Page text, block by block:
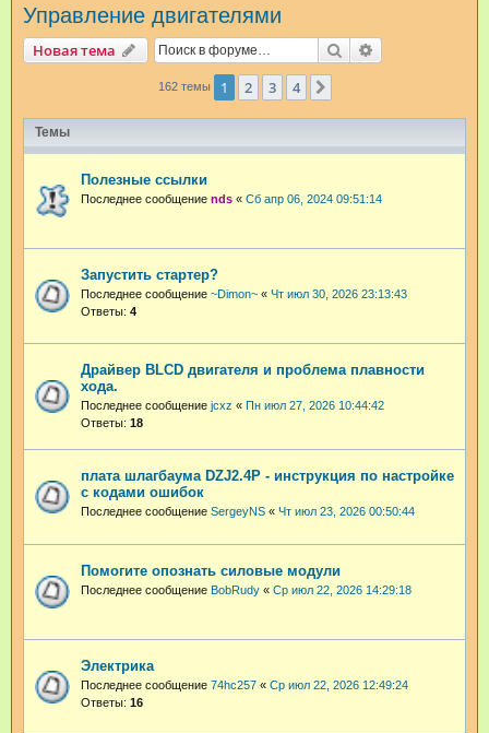
Управление двигателями
Новая тема Поиск
162 темы 1 2 3 4
Темы
Полезные ссылки
Последнее сообщение nds « Сб апр 06, 2024 09:51:14
Запустить стартер?
Последнее сообщение ~Dimon~ « Чт июл 30, 2026 23:13:43
Ответы: 4
Драйвер BLCD двигателя и проблема плавности
хода.
Последнее сообщение jcxz « Пн июл 27, 2026 10:44:42
Ответы: 18
плата шлагбаума DZJ2.4P - инструкция по настройке
с кодами ошибок
Последнее сообщение SergeyNS « Чт июл 23, 2026 00:50:44
Помогите опознать силовые модули
Последнее сообщение BobRudy « Ср июл 22, 2026 14:29:18
Электрика
Последнее сообщение 74hc257 « Ср июл 22, 2026 12:49:24
Ответы: 16